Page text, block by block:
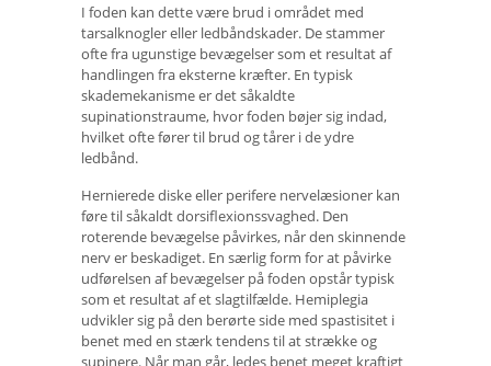
I foden kan dette være brud i området med
tarsalknogler eller ledbåndskader. De stammer
ofte fra ugunstige bevægelser som et resultat af
handlingen fra eksterne kræfter. En typisk
skademekanisme er det såkaldte
supinationstraume, hvor foden bøjer sig indad,
hvilket ofte fører til brud og tårer i de ydre
ledbånd.
Hernierede diske eller perifere nervelæsioner kan
føre til såkaldt dorsiflexionssvaghed. Den
roterende bevægelse påvirkes, når den skinnende
nerv er beskadiget. En særlig form for at påvirke
udførelsen af ​​bevægelser på foden opstår typisk
som et resultat af et slagtilfælde. Hemiplegia
udvikler sig på den berørte side med spastisitet i
benet med en stærk tendens til at strække og
supinere. Når man går, ledes benet meget kraftigt